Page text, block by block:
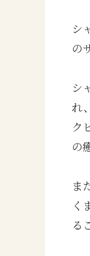
シ
の
シ
れ
ク
の
ま
く
る